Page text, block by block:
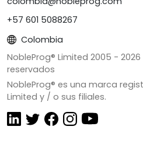
+57 601 5088267
Colombia
NobleProg® Limited 2005 - 2026
reservados
NobleProg® es una marca
Limited y / o sus filiales.